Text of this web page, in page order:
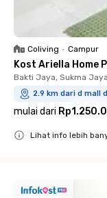
Coliving • Campur
Kost Ariella Home
Bakti Jaya, Sukma Jaya
2.9 km dari d mall
mulai dari
Lihat info lebih